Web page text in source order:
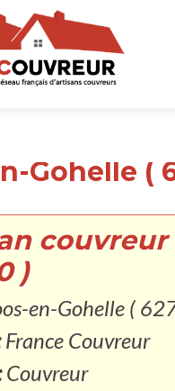
Gohelle (
couvreur
)
en-Gohelle (
France Couvreur
Couvreur